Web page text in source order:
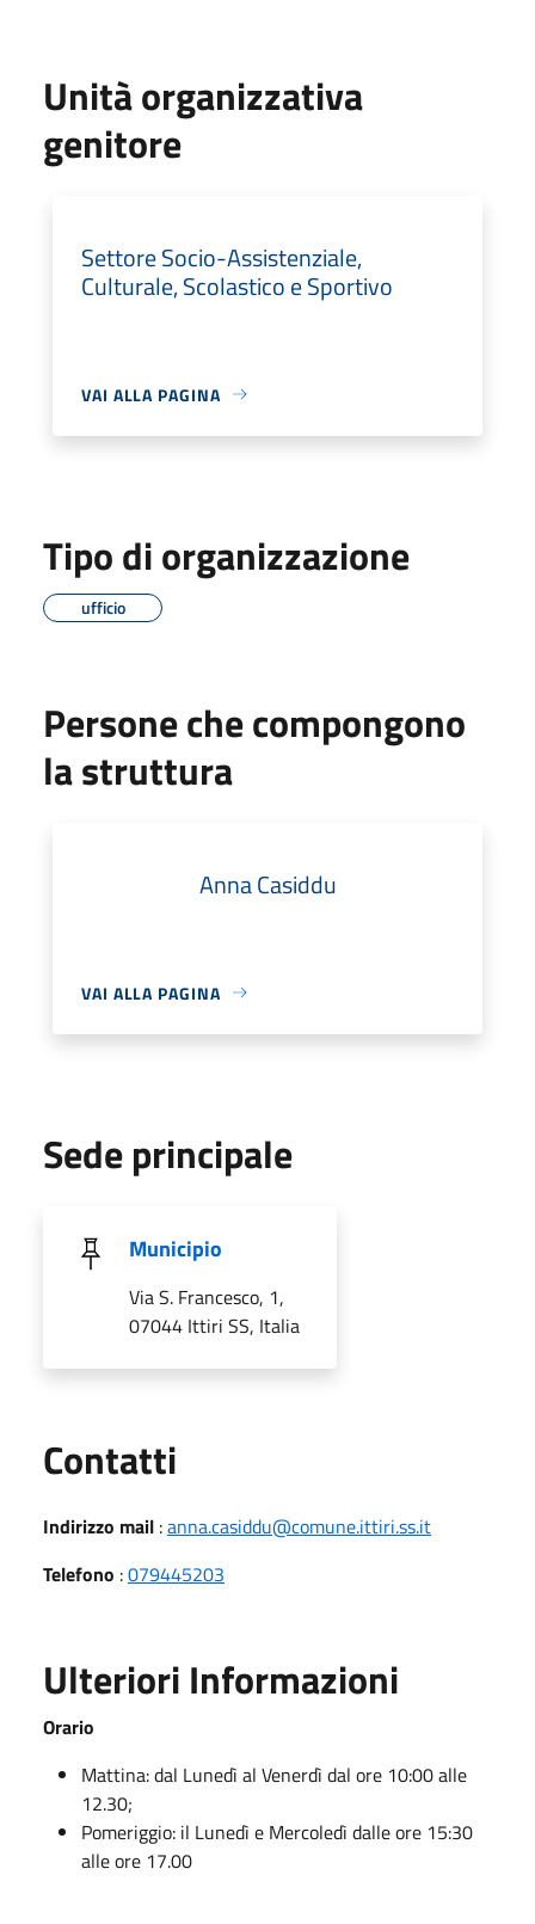
Unità organizzativa
genitore
Settore Socio-Assistenziale,
Culturale, Scolastico e Sportivo
VAI ALLA PAGINA
Tipo di organizzazione
ufficio
Persone che compongono
la struttura
Anna Casiddu
VAI ALLA PAGINA
Sede principale
Municipio
Via S. Francesco, 1,
07044 Ittiri SS, Italia
Contatti
Indirizzo mail :anna.casiddu@comune.ittiri.ss.it
Telefono :079445203
Ulteriori Informazioni
Orario
Mattina: dal Lunedì al Venerdì dal ore 10:00 alle
12.30;
Pomeriggio: il Lunedì e Mercoledì dalle ore 15:30
alle ore 17.00